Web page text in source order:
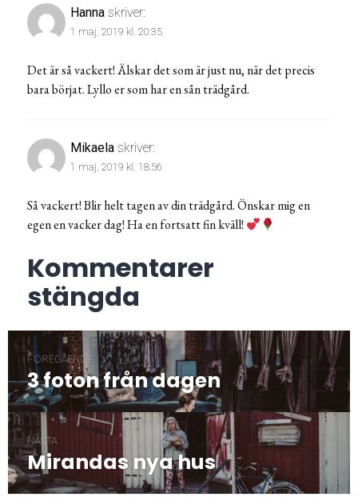
Hanna skriver:
1 maj, 2019 kl. 20:35
Det är så vackert! Älskar det som är just nu, när det precis
bara börjat. Lyllo er som har en sån trädgård.
Mikaela skriver:
1 maj, 2019 kl. 18:56
Så vackert! Blir helt tagen av din trädgård. Önskar mig en
egen en vacker dag! Ha en fortsatt fin kväll!
Kommentarer
stängda
Inläggsnavigering
FÖREGÅENDE
Föregående
post:
3 foton från dagen
NÄSTA
Nästa
post:
Mirandas nya hus